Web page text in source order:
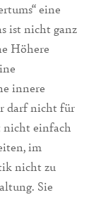
eine
ist nicht ganz
Höhere
innere
darf nicht für
nicht einfach
im
nicht zu
Sie